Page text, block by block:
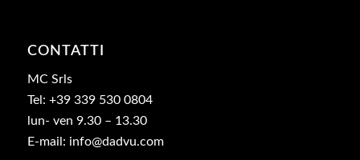
CONTATTI
MC Srls
Tel: +39 339 530 0804
lun- ven 9.30 – 13.30
E-mail: info@dadvu.com